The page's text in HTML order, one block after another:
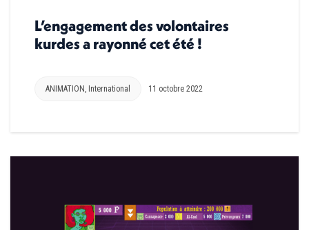
L’engagement des volontaires
kurdes a rayonné cet été !
ANIMATION , International 11 octobre 2022